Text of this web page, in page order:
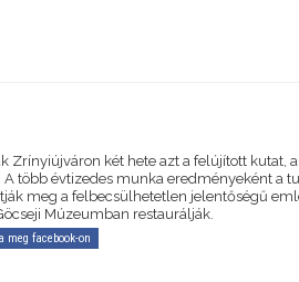
Zrínyiújváron két hete azt a felújított kutat,
A több évtizedes munka eredményeként a
meg a felbecsülhetetlen jelentőségű
Múzeumban restaurálják.
meg facebook-on